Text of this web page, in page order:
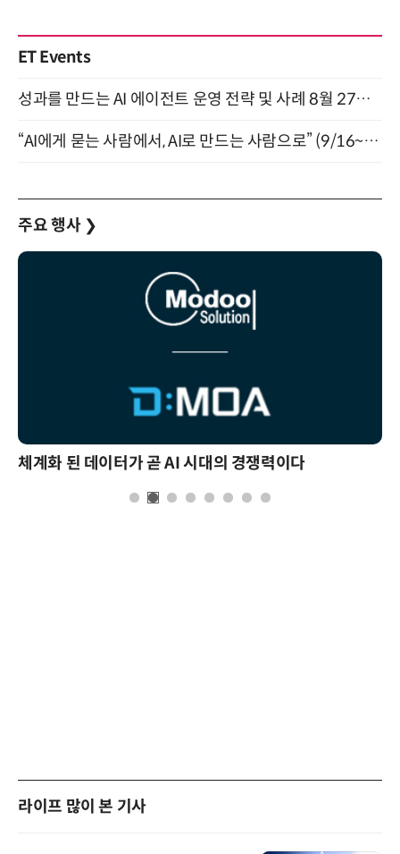
ET Events
성과를 만드는 AI 에이전트 운영 전략 및 사례 8월 27일 개최
“AI에게 묻는 사람에서, AI로 만드는 사람으로” (9/16~17)
주요 행사 ❯
체계화 된 데이터가 곧 AI 시대의 경쟁력이다
라이프 많이 본 기사